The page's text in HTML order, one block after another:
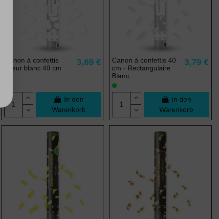
Canon à confettis
coeur blanc 40 cm
3,69 €
In den
Warenkorb
Canon à confettis 40
cm - Rectangulaire
Blanc
3,79 €
In den
Warenkorb